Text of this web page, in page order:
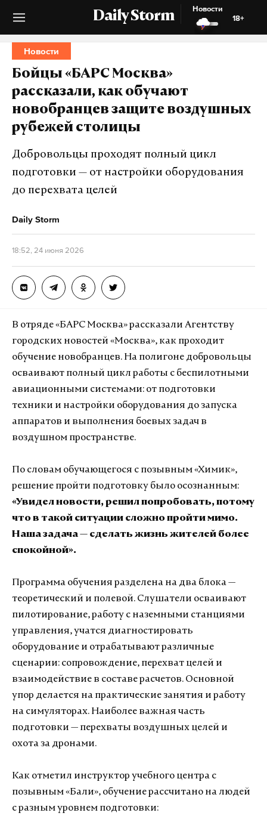
Daily Storm
Новости
18+
Новости
Бойцы «БАРС Москва»
рассказали, как обучают
новобранцев защите воздушных
рубежей столицы
Добровольцы проходят полный цикл
подготовки — от настройки оборудования
до перехвата целей
Daily Storm
18:52, 24 июня 2026
В отряде «БАРС Москва» рассказали Агентству
городских новостей «Москва», как проходит
обучение новобранцев. На полигоне добровольцы
осваивают полный цикл работы с беспилотными
авиационными системами: от подготовки
техники и настройки оборудования до запуска
аппаратов и выполнения боевых задач в
воздушном пространстве.
По словам обучающегося с позывным «Химик»,
решение пройти подготовку было осознанным:
«Увидел новости, решил попробовать, потому
что в такой ситуации сложно пройти мимо.
Наша задача — сделать жизнь жителей более
спокойной».
Программа обучения разделена на два блока —
теоретический и полевой. Слушатели осваивают
пилотирование, работу с наземными станциями
управления, учатся диагностировать
оборудование и отрабатывают различные
сценарии: сопровождение, перехват целей и
взаимодействие в составе расчетов. Основной
упор делается на практические занятия и работу
на симуляторах. Наиболее важная часть
подготовки — перехваты воздушных целей и
охота за дронами.
Как отметил инструктор учебного центра с
позывным «Бали», обучение рассчитано на людей
с разным уровнем подготовки: